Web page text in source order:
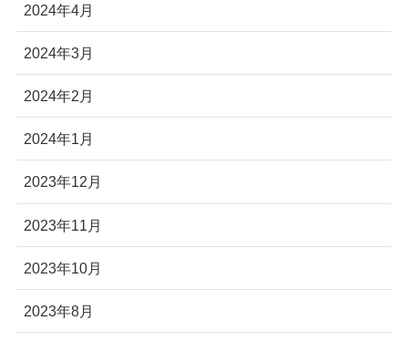
2024年4月
2024年3月
2024年2月
2024年1月
2023年12月
2023年11月
2023年10月
2023年8月